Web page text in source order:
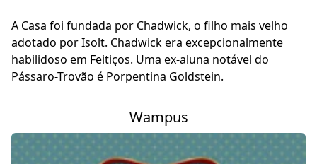
A Casa foi fundada por Chadwick, o filho mais velho
adotado por Isolt. Chadwick era excepcionalmente
habilidoso em Feitiços. Uma ex-aluna notável do
Pássaro-Trovão é Porpentina Goldstein.
Wampus